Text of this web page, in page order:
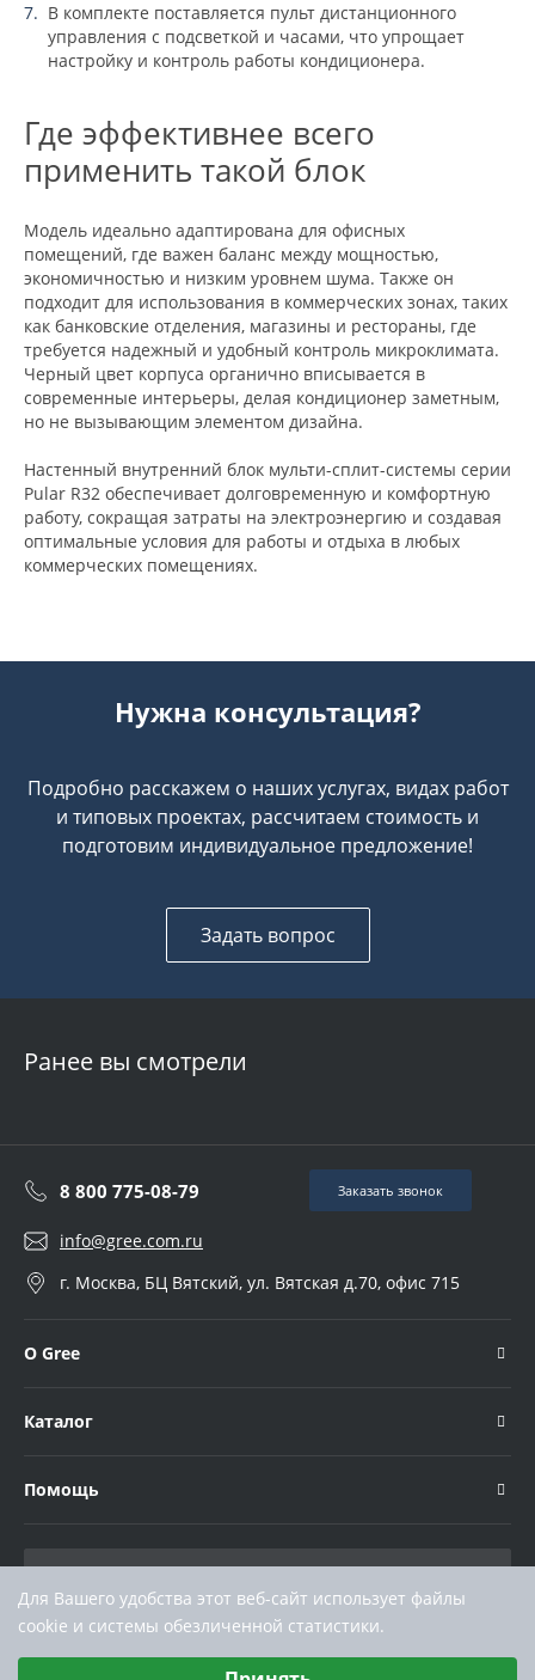
В комплекте поставляется пульт дистанционного
управления с подсветкой и часами, что упрощает
настройку и контроль работы кондиционера.
Где эффективнее всего
применить такой блок
Модель идеально адаптирована для офисных
помещений, где важен баланс между мощностью,
экономичностью и низким уровнем шума. Также он
подходит для использования в коммерческих зонах, таких
как банковские отделения, магазины и рестораны, где
требуется надежный и удобный контроль микроклимата.
Черный цвет корпуса органично вписывается в
современные интерьеры, делая кондиционер заметным,
но не вызывающим элементом дизайна.
Настенный внутренний блок мульти-сплит-системы серии
Pular R32 обеспечивает долговременную и комфортную
работу, сокращая затраты на электроэнергию и создавая
оптимальные условия для работы и отдыха в любых
коммерческих помещениях.
Нужна консультация?
Подробно расскажем о наших услугах, видах работ
и типовых проектах, рассчитаем стоимость и
подготовим индивидуальное предложение!
Задать вопрос
Ранее вы смотрели
8 800 775-08-79 Заказать звонок
info@gree.com.ru
г. Москва, БЦ Вятский, ул. Вятская д.70, офис 715
О Gree
Каталог
Помощь
Для Вашего удобства этот веб-сайт использует файлы
cookie и системы обезличенной статистики.